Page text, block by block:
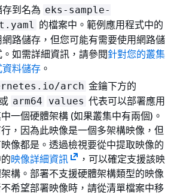
到名為 eks-sample-
的檔案中。範例應用程式中的
路儲存，但您可能有需要使用網路儲
如需詳細資訊，請參閱針對您的叢集
料儲存 。
arch 金鑰下方的
或 arm64 values 代表可以部署應用
一個硬體架構 (如果叢集中有兩個)。
，因為此映像是一個多架構映像，但
像都是。透過檢視要從中提取映像的
映像詳細資訊
，可以確定支援該映
構。部署不支援硬體架構類型的映像
希望部署映像時，請從清單檔案中移